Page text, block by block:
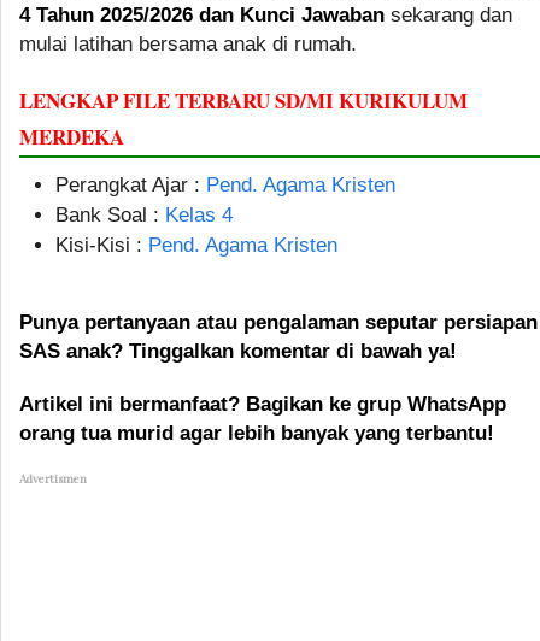
4 Tahun 2025/2026 dan Kunci Jawaban sekarang dan
mulai latihan bersama anak di rumah.
LENGKAP FILE TERBARU SD/MI KURIKULUM
MERDEKA
Perangkat Ajar : Pend. Agama Kristen
Bank Soal : Kelas 4
Kisi-Kisi : Pend. Agama Kristen
Punya pertanyaan atau pengalaman seputar persiapan
SAS anak? Tinggalkan komentar di bawah ya!
Artikel ini bermanfaat? Bagikan ke grup WhatsApp
orang tua murid agar lebih banyak yang terbantu!
Advertismen